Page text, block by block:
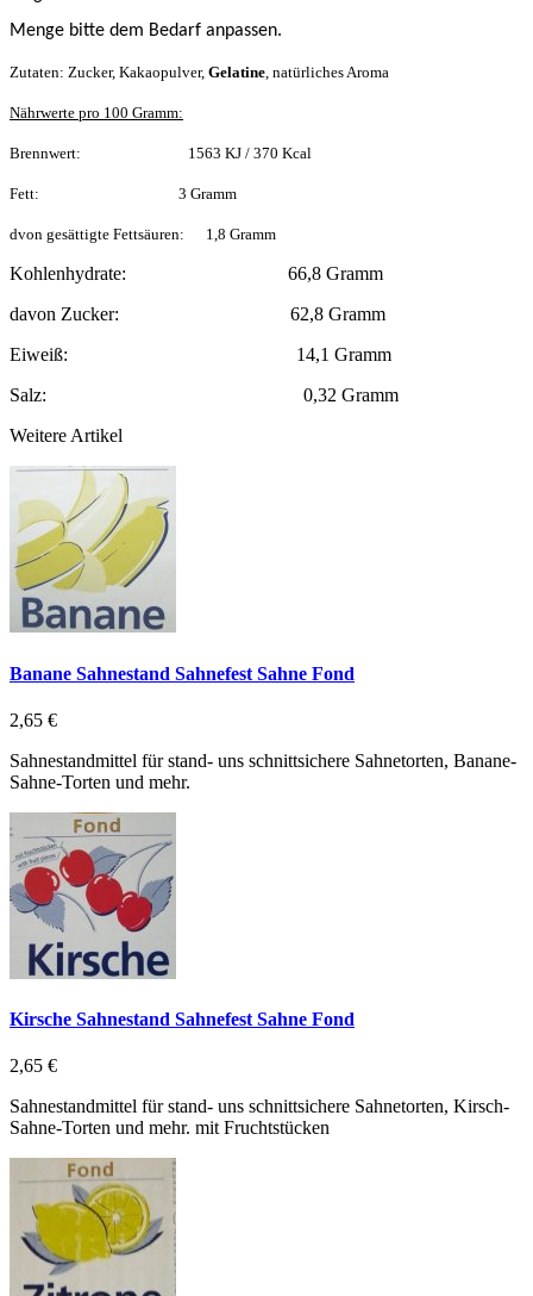
Menge bitte dem Bedarf anpassen.
Zutaten: Zucker, Kakaopulver, Gelatine, natürliches Aroma
Nährwerte pro 100 Gramm:
Brennwert: 1563 KJ / 370 Kcal
Fett: 3 Gramm
dvon gesättigte Fettsäuren: 1,8 Gramm
Kohlenhydrate: 66,8 Gramm
davon Zucker: 62,8 Gramm
Eiweiß: 14,1 Gramm
Salz: 0,32 Gramm
Weitere Artikel
Banane Sahnestand Sahnefest Sahne Fond
2,65 €
Sahnestandmittel für stand- uns schnittsichere Sahnetorten, Banane-
Sahne-Torten und mehr.
Kirsche Sahnestand Sahnefest Sahne Fond
2,65 €
Sahnestandmittel für stand- uns schnittsichere Sahnetorten, Kirsch-
Sahne-Torten und mehr. mit Fruchtstücken